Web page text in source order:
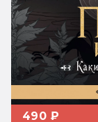
490 ₽